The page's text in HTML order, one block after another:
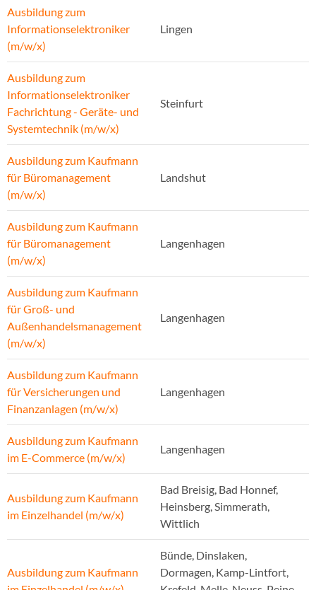
Ausbildung zum
Informationselektroniker
(m/w/x)
Lingen
Ausbildung zum
Informationselektroniker
Fachrichtung - Geräte- und
Systemtechnik (m/w/x)
Steinfurt
Ausbildung zum Kaufmann
für Büromanagement
(m/w/x)
Landshut
Ausbildung zum Kaufmann
für Büromanagement
(m/w/x)
Langenhagen
Ausbildung zum Kaufmann
für Groß- und
Außenhandelsmanagement
(m/w/x)
Langenhagen
Ausbildung zum Kaufmann
für Versicherungen und
Finanzanlagen (m/w/x)
Langenhagen
Ausbildung zum Kaufmann
im E-Commerce (m/w/x)
Langenhagen
Ausbildung zum Kaufmann
im Einzelhandel (m/w/x)
Bad Breisig, Bad Honnef,
Heinsberg, Simmerath,
Wittlich
Ausbildung zum Kaufmann
Bünde, Dinslaken,
Dormagen, Kamp-Lintfort,